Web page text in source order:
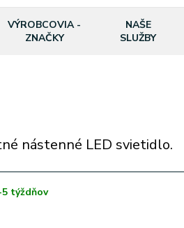
VÝROBCOVIA -
ZNAČKY
NAŠE
SLUŽBY
nástenné LED svietidlo.
týždňov